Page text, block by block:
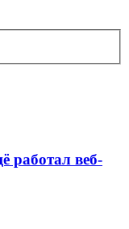
работал веб-